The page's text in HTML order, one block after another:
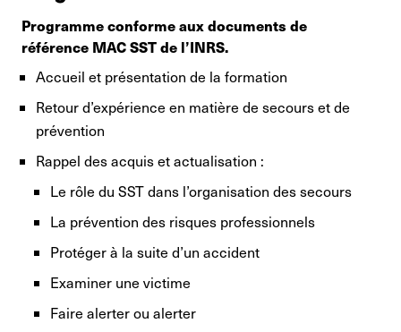
Programme conforme aux documents de
référence MAC SST de l’INRS.
Accueil et présentation de la formation
Retour d’expérience en matière de secours et de
prévention
Rappel des acquis et actualisation :
Le rôle du SST dans l’organisation des secours
La prévention des risques professionnels
Protéger à la suite d’un accident
Examiner une victime
Faire alerter ou alerter